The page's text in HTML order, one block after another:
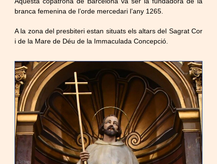
branca femenina de l’orde mercedari l’any 1265.
A la zona del presbiteri estan situats els altars del Sagrat Cor
i de la Mare de Déu de la Immaculada Concepció.